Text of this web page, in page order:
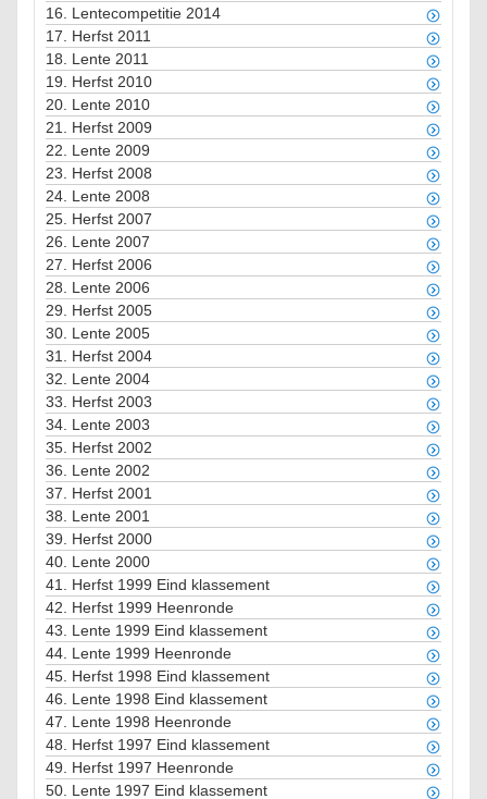
16. Lentecompetitie 2014
17. Herfst 2011
18. Lente 2011
19. Herfst 2010
20. Lente 2010
21. Herfst 2009
22. Lente 2009
23. Herfst 2008
24. Lente 2008
25. Herfst 2007
26. Lente 2007
27. Herfst 2006
28. Lente 2006
29. Herfst 2005
30. Lente 2005
31. Herfst 2004
32. Lente 2004
33. Herfst 2003
34. Lente 2003
35. Herfst 2002
36. Lente 2002
37. Herfst 2001
38. Lente 2001
39. Herfst 2000
40. Lente 2000
41. Herfst 1999 Eind klassement
42. Herfst 1999 Heenronde
43. Lente 1999 Eind klassement
44. Lente 1999 Heenronde
45. Herfst 1998 Eind klassement
46. Lente 1998 Eind klassement
47. Lente 1998 Heenronde
48. Herfst 1997 Eind klassement
49. Herfst 1997 Heenronde
50. Lente 1997 Eind klassement